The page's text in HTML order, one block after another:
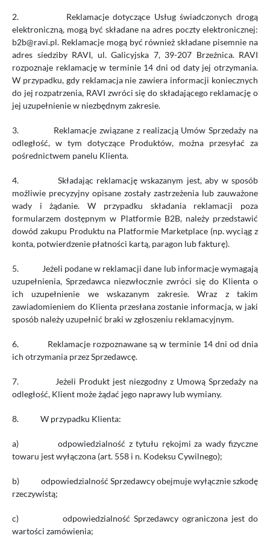
2.
Reklamacje dotyczące Usług świadczonych drogą
elektroniczną, mogą być składane na adres poczty elektronicznej:
b2b@ravi.pl. Reklamacje mogą być również składane pisemnie na
adres siedziby RAVI, ul. Galicyjska 7, 39-207 Brzeźnica. RAVI
rozpoznaje reklamację w terminie 14 dni od daty jej otrzymania.
W przypadku, gdy reklamacja nie zawiera informacji koniecznych
do jej rozpatrzenia, RAVI zwróci się do składającego reklamację o
jej uzupełnienie w niezbędnym zakresie.
3.
Reklamacje związane z realizacją Umów Sprzedaży na
odległość, w tym dotyczące Produktów, można przesyłać za
pośrednictwem panelu Klienta.
4.
Składając reklamację wskazanym jest, aby w sposób
możliwie precyzyjny opisane zostały zastrzeżenia lub zauważone
wady i żądanie. W przypadku składania reklamacji poza
formularzem dostępnym w Platformie B2B, należy przedstawić
dowód zakupu Produktu na Platformie Marketplace (np. wyciąg z
konta, potwierdzenie płatności kartą, paragon lub fakturę).
5.
Jeżeli podane w reklamacji dane lub informacje wymagają
uzupełnienia, Sprzedawca niezwłocznie zwróci się do Klienta o
ich uzupełnienie we wskazanym zakresie. Wraz z takim
zawiadomieniem do Klienta przesłana zostanie informacja, w jaki
sposób należy uzupełnić braki w zgłoszeniu reklamacyjnym.
6.
Reklamacje rozpoznawane są w terminie 14 dni od dnia
ich otrzymania przez Sprzedawcę.
7.
Jeżeli Produkt jest niezgodny z Umową Sprzedaży na
odległość, Klient może żądać jego naprawy lub wymiany.
8. W przypadku Klienta:
a)
odpowiedzialność z tytułu rękojmi za wady fizyczne
towaru jest wyłączona (art. 558 i n. Kodeksu Cywilnego);
b)
odpowiedzialność Sprzedawcy obejmuje wyłącznie szkodę
rzeczywistą;
c)
odpowiedzialność Sprzedawcy ograniczona jest do
wartości zamówienia;